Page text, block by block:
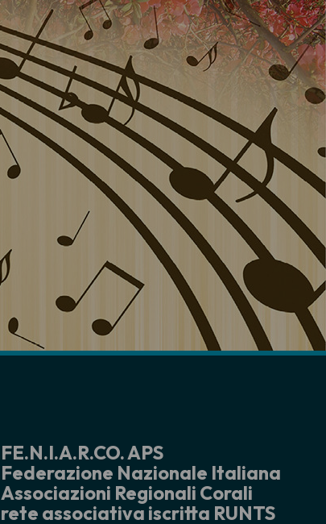
FE.N.I.A.R.CO. APS
Federazione Nazionale Italiana
Associazioni Regionali Corali
rete associativa iscritta RUNTS